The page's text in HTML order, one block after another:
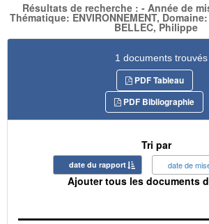
Résultats de recherche : - Année de
Thématique: ENVIRONNEMENT,
BELLEC, Philippe
1 documents trouvés
PDF Tableau
PDF Bibliographie
Tri par
date du rapport date de
Ajouter tous les documents